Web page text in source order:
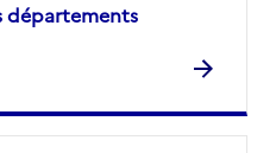
départements